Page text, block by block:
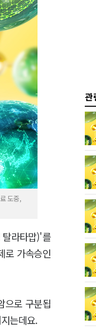
도중,
라타맙)'를
로 가속승인
으로 구분됩
는데요.
관